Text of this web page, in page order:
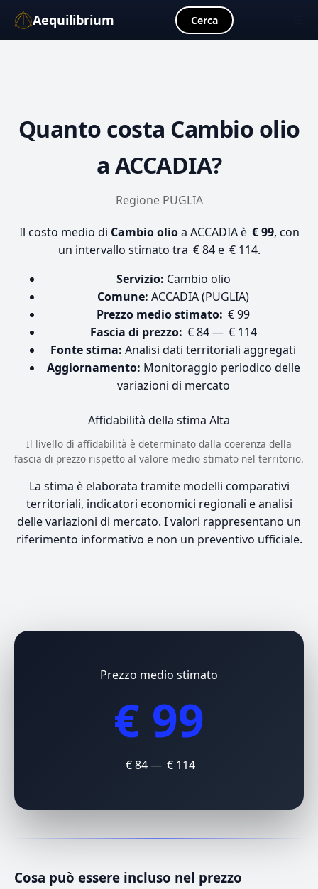
Aequilibrium Cerca
Quanto costa Cambio olio
a ACCADIA?
Regione PUGLIA
Il costo medio di Cambio olioa ACCADIA è € 99, con
un intervallo stimato tra € 84 e € 114.
Servizio: Cambio olio
Comune: ACCADIA (PUGLIA)
Prezzo medio stimato: € 99
Fascia di prezzo: € 84 — € 114
Fonte stima: Analisi dati territoriali aggregati
Aggiornamento: Monitoraggio periodico delle
variazioni di mercato
Affidabilità della stima Alta
Il livello di affidabilità è determinato dalla coerenza della
fascia di prezzo rispetto al valore medio stimato nel territorio.
La stima è elaborata tramite modelli comparativi
territoriali, indicatori economici regionali e analisi
delle variazioni di mercato. I valori rappresentano un
riferimento informativo e non un preventivo ufficiale.
Prezzo medio stimato
€ 99
€ 84 — € 114
Cosa può essere incluso nel prezzo